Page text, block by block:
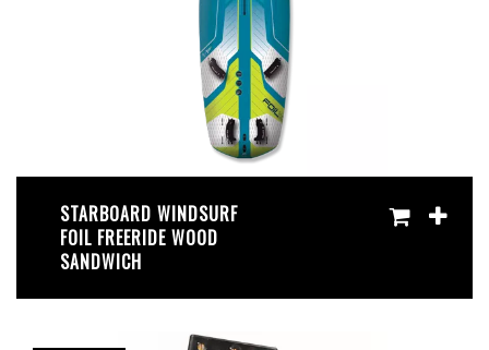
STARBOARD WINDSURF
FOIL FREERIDE WOOD
SANDWICH